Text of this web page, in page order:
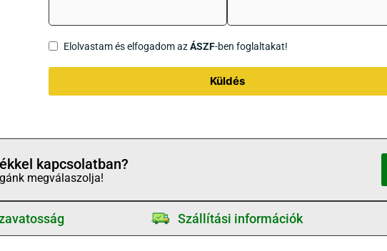
Elolvastam és elfogadom azÁSZF-ben foglaltakat!
Küldés
kapcsolatban?
megválaszolja!
Szállítási információk